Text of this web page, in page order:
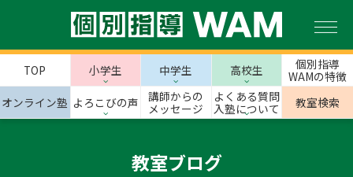
TOP 小学生 中学生 高校生
個別指導
WAMの特徴
オンライン塾 よろこびの声
講師からの
メッセージ
よくある質問
入塾について
教室検索
教室ブログ